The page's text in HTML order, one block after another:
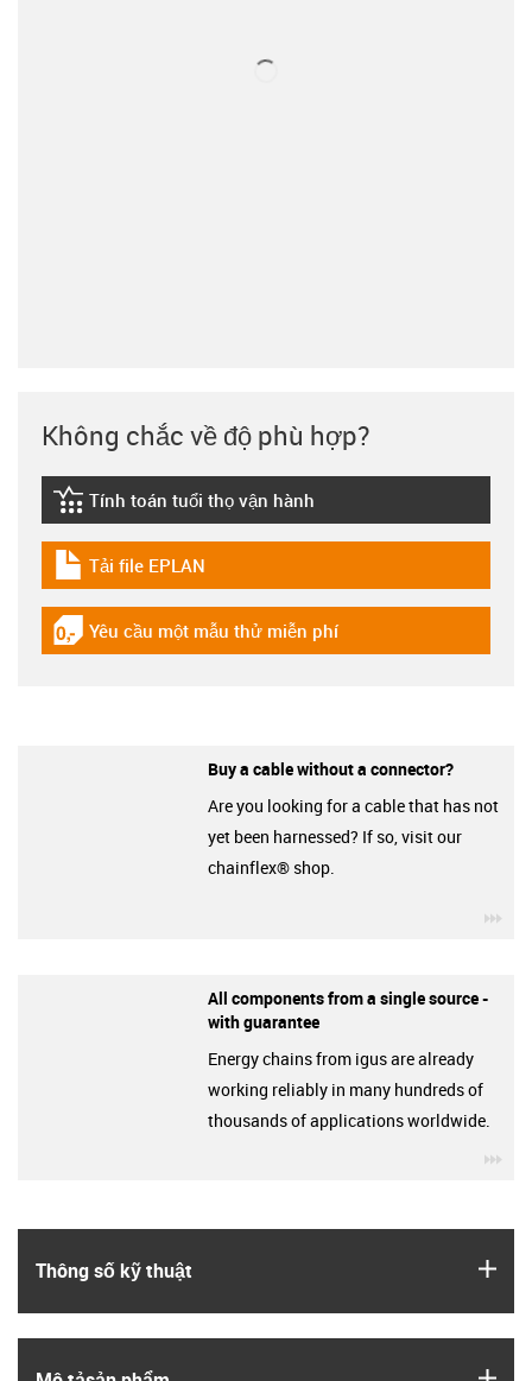
Thông số kỹ thuật
Không chắc về độ phù hợp?
igus-icon-lebensdauerrechner
Tính toán tuổi thọ vận hành
igus-icon-download-plan
Tải file EPLAN
igus-icon-gratismuster
Yêu cầu một mẫu thử miễn phí
Buy a cable without a connector?
Are you looking for a cable that has not
yet been harnessed? If so, visit our
chainflex® shop.
All components from a single source -
with guarantee
Energy chains from igus are already
working reliably in many hundreds of
thousands of applications worldwide.